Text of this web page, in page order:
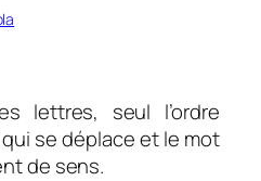
lettres, seul l’ordre
se déplace et le mot
de sens.